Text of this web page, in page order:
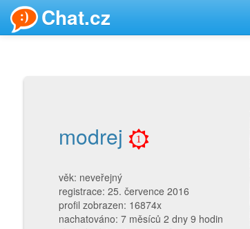
Chat.cz
modrej 1
věk: neveřejný
registrace: 25. července 2016
profil zobrazen: 16874x
nachatováno: 7 měsíců 2 dny 9 hodin